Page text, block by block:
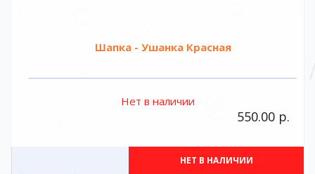
Шапка - Ушанка Красная
Нет в наличии
550.00 р.
НЕТ В НАЛИЧИИ